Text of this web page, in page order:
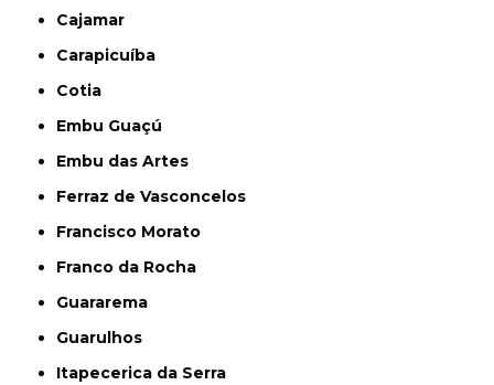
Cajamar
Carapicuíba
Cotia
Embu Guaçú
Embu das Artes
Ferraz de Vasconcelos
Francisco Morato
Franco da Rocha
Guararema
Guarulhos
Itapecerica da Serra